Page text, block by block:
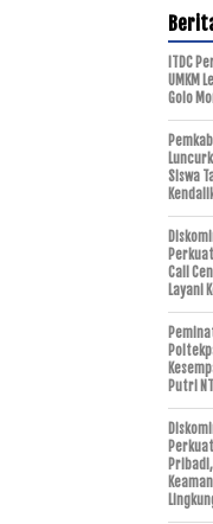
ITDC
UMKM
Golo
Siswa
Call
Layani
Putri